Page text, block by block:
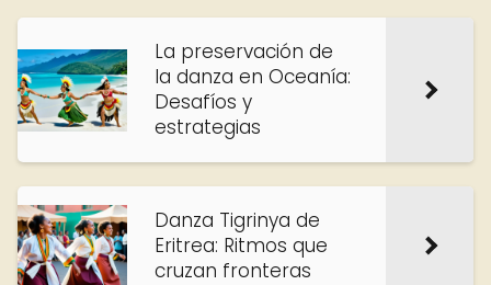
La preservación de
la danza en Oceanía:
Desafíos y
estrategias
Danza Tigrinya de
Eritrea: Ritmos que
cruzan fronteras